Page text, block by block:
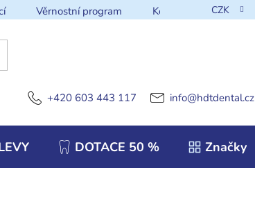
Věrnostní program Kontakt CZK
+420 603 443 117 info@hdtdental.cz
DOTACE 50 % Značky